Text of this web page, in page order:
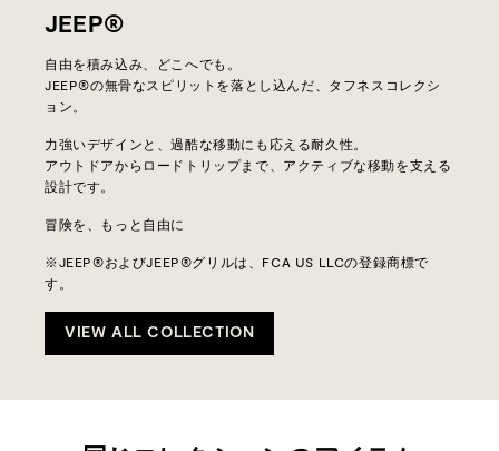
JEEP®
自由を積み込み、どこへでも。
JEEP®の無骨なスピリットを落とし込んだ、タフネスコレクシ
ョン。
力強いデザインと、過酷な移動にも応える耐久性。
アウトドアからロードトリップまで、アクティブな移動を支える
設計です。
冒険を、もっと自由に
※JEEP®およびJEEP®グリルは、FCA US LLCの登録商標で
す。
VIEW ALL COLLECTION